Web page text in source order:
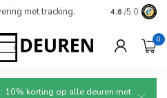
met tracking. 4.6 /5.0
0
10% korting op alle deuren met